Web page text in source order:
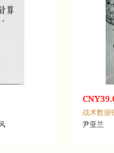
尹亚兰